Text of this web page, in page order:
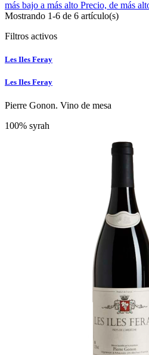
más bajo a más alto Precio, de más
Mostrando 1-6 de 6 artículo(s)
Filtros activos
Les Iles Feray
Les Iles Feray
Pierre Gonon. Vino de mesa
100% syrah